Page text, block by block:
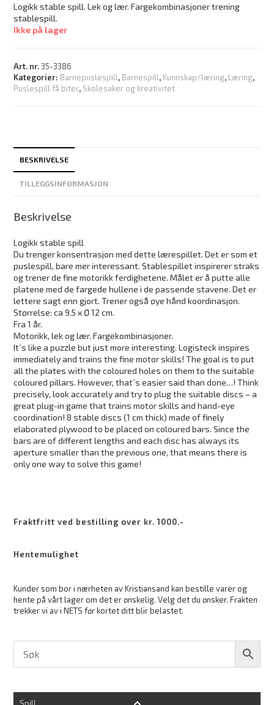
Logikk stable spill. Lek og lær. Fargekombinasjoner trening
stablespill.
Ikke på lager
Art. nr.35-3386
Kategorier: Barnepuslespill, Barnespill, Kunnskap/læring, Læring,
Puslespill få biter, Skolesaker og kreativitet
BESKRIVELSE
TILLEGGSINFORMASJON
Beskrivelse
Logikk stable spill
Du trenger konsentrasjon med dette lærespillet. Det er som et
puslespill, bare mer interessant. Stablespillet inspirerer straks
og trener de fine motorikk ferdighetene. Målet er å putte alle
platene med de fargede hullene i de passende stavene. Det er
lettere sagt enn gjort. Trener også øye hånd koordinasjon.
Størrelse: ca 9.5 x Ø 12 cm.
Fra 1 år.
Motorikk, lek og lær. Fargekombinasjoner.
It´s like a puzzle but just more interesting. Logisteck inspires
immediately and trains the fine motor skills! The goal is to put
all the plates with the coloured holes on them to the suitable
coloured pillars. However, that´s easier said than done…!Think
precisely, look accurately and try to plug the suitable discs – a
great plug-in game that trains motor skills and hand-eye
coordination! 8 stable discs (1 cm thick) made of finely
elaborated plywood to be placed on coloured bars. Since the
bars are of different lengths and each disc has always its
aperture smaller than the previous one, that means there is
only one way to solve this game!
Fraktfritt ved bestilling over kr. 1000.-
Hentemulighet
Kunder som bor i nærheten av Kristiansand kan bestille varer og
hente på vårt lager om det er ønskelig. Velg det du ønsker. Frakten
trekker vi av i NETS før kortet ditt blir belastet.
Spill